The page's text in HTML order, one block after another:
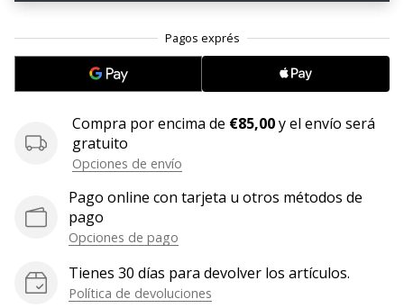
embajador
Weplayvolleyball!
¿Te
consideras
¡Te
queremos
nuestro
equipo!
Mostrar
Compra por encima de €85,00y el envío será
gratuito
Opciones de envío
Pago online con tarjeta u otros métodos de
pago
Opciones de pago
Tienes 30 días para devolver los artículos.
Política de devoluciones